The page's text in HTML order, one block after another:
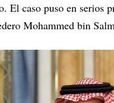
El caso puso en serios
Mohammed bin